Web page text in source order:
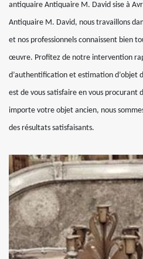
antiquaire Antiquaire M. David sise à
Antiquaire M. David, nous travaillons
et nos professionnels connaissent bien
œuvre. Profitez de notre intervention
d’authentification et estimation d’objet
est de vous satisfaire en vous procurant
importe votre objet ancien, nous
des résultats satisfaisants.